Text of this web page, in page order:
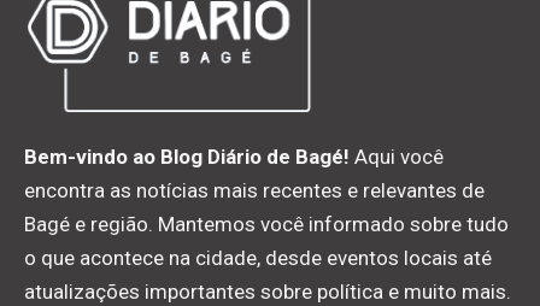
Bem-vindo ao Blog Diário de Bagé! Aqui você
encontra as notícias mais recentes e relevantes de
Bagé e região. Mantemos você informado sobre tudo
o que acontece na cidade, desde eventos locais até
atualizações importantes sobre política e muito mais.